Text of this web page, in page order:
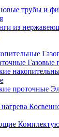
трубы и
из
Газовые